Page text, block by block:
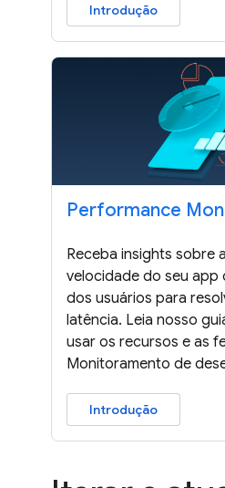
Introdução
Performance
Receba insights sobre
velocidade do seu
dos usuários para
latência. Leia nosso
usar os recursos e as
Monitoramento de
Introdução